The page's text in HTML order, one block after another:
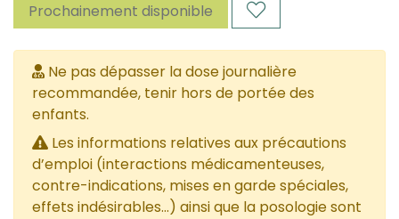
Prochainement disponible
Ne pas dépasser la dose journalière
recommandée, tenir hors de portée des
enfants.
Les informations relatives aux précautions
d’emploi (interactions médicamenteuses,
contre-indications, mises en garde spéciales,
effets indésirables...) ainsi que la posologie sont